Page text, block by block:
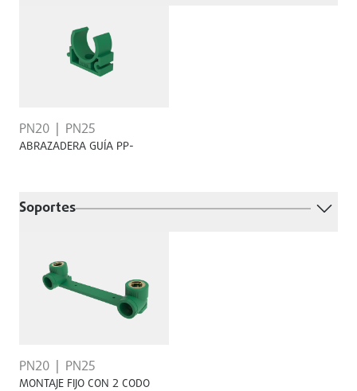
PN20 PN25
ABRAZADERA GUÍA PP-
Soportes
PN20 PN25
MONTAJE FIJO CON 2 CODO